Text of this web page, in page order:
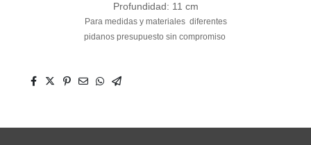
Profundidad: 11 cm
Para medidas y materiales diferentes
pidanos presupuesto sin compromiso